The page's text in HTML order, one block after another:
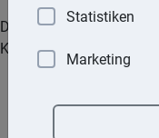
Die Kosten für
Krankenkasse
wenn diese in
Krankheit führen
Statistiken
Marketing